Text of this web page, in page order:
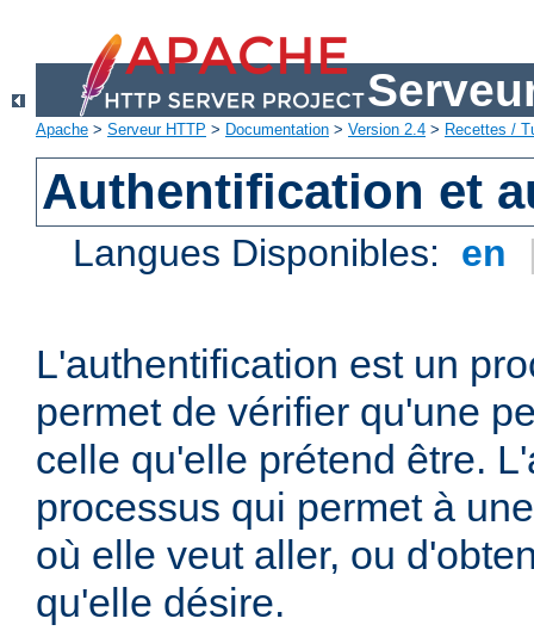
Apache > Serveur HTTP > Documentation > Version 2.4 > Recettes /
Authentification et
Langues Disponibles: en
L'authentification est un
permet de vérifier qu'une
celle qu'elle prétend être.
processus qui permet à
où elle veut aller, ou
qu'elle désire.